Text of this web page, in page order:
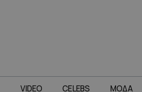
VIDEO CELEBS ΜΟΔΑ